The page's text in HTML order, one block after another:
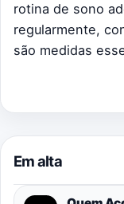
rotina de sono
regularmente,
são medidas
Em alta